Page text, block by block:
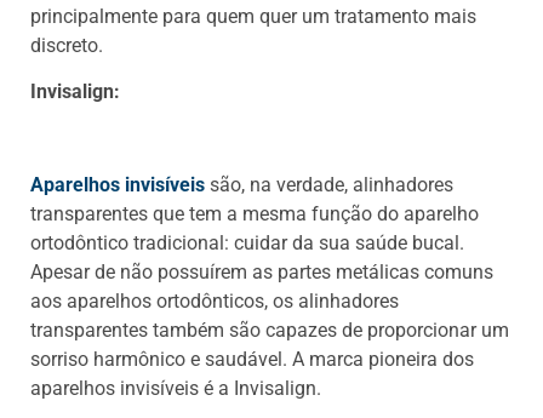
principalmente para quem quer um tratamento mais
discreto.
Invisalign:
Aparelhos invisíveis são, na verdade, alinhadores
transparentes que tem a mesma função do aparelho
ortodôntico tradicional: cuidar da sua saúde bucal.
Apesar de não possuírem as partes metálicas comuns
aos aparelhos ortodônticos, os alinhadores
transparentes também são capazes de proporcionar um
sorriso harmônico e saudável. A marca pioneira dos
aparelhos invisíveis é a Invisalign.